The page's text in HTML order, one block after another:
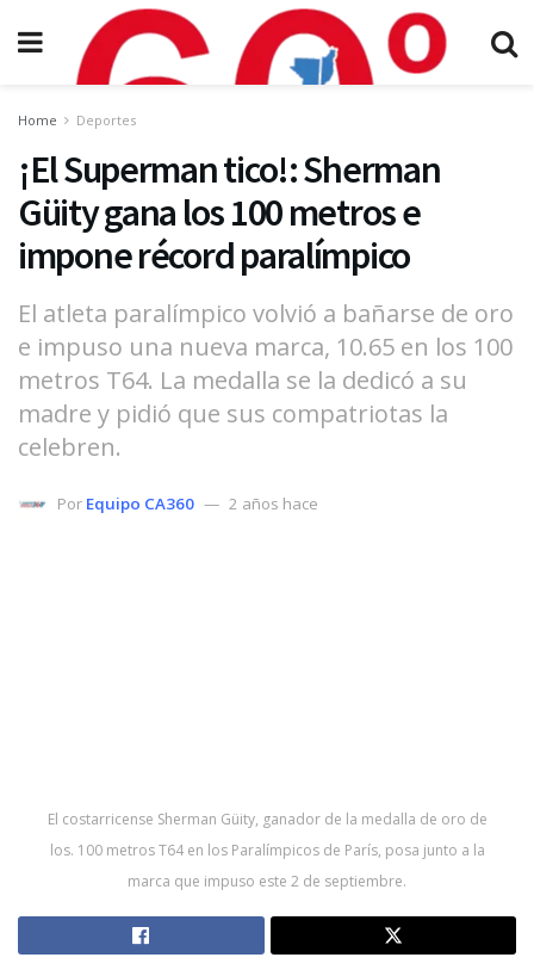
Home Deportes
¡El Superman tico!: Sherman
Güity gana los 100 metros e
impone récord paralímpico
El atleta paralímpico volvió a bañarse de oro
e impuso una nueva marca, 10.65 en los 100
metros T64. La medalla se la dedicó a su
madre y pidió que sus compatriotas la
celebren.
Por Equipo CA360 2 años hace
El costarricense Sherman Güity, ganador de la medalla de oro de
los. 100 metros T64 en los Paralímpicos de París, posa junto a la
marca que impuso este 2 de septiembre.